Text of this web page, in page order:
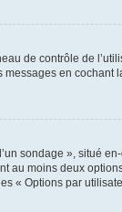
de contrôle de
en
sondage », situé
moins deux
Options par